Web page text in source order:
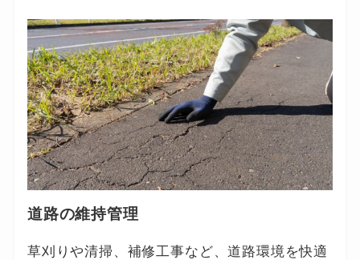
道路の維持管理
草刈りや清掃、補修工事など、道路環境を快適